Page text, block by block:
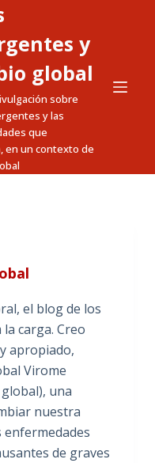
y
global
sobre
y las
que
en un contexto de
el blog de los
carga. Creo
apropiado,
Virome
una
nuestra
de graves